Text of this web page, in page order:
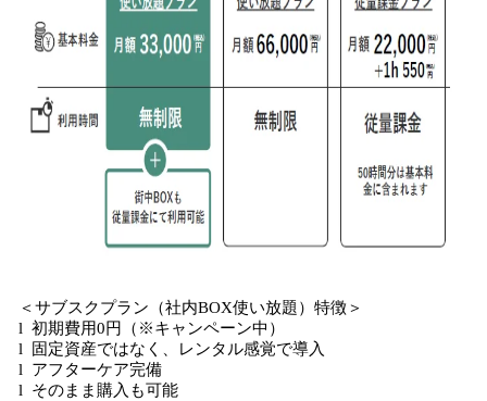
＜サブスクプラン（社内BOX使い放題）特徴＞
l 初期費用0円（※キャンペーン中）
l 固定資産ではなく、レンタル感覚で導入
l アフターケア完備
l そのまま購入も可能